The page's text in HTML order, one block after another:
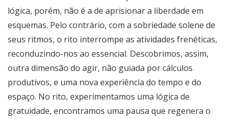
lógica, porém, não é a de aprisionar a liberdade em
esquemas. Pelo contrário, com a sobriedade solene de
seus ritmos, o rito interrompe as atividades frenéticas,
reconduzindo-nos ao essencial. Descobrimos, assim,
outra dimensão do agir, não guiada por cálculos
produtivos, e uma nova experiência do tempo e do
espaço. No rito, experimentamos uma lógica de
gratuidade, encontramos uma pausa que regenera o